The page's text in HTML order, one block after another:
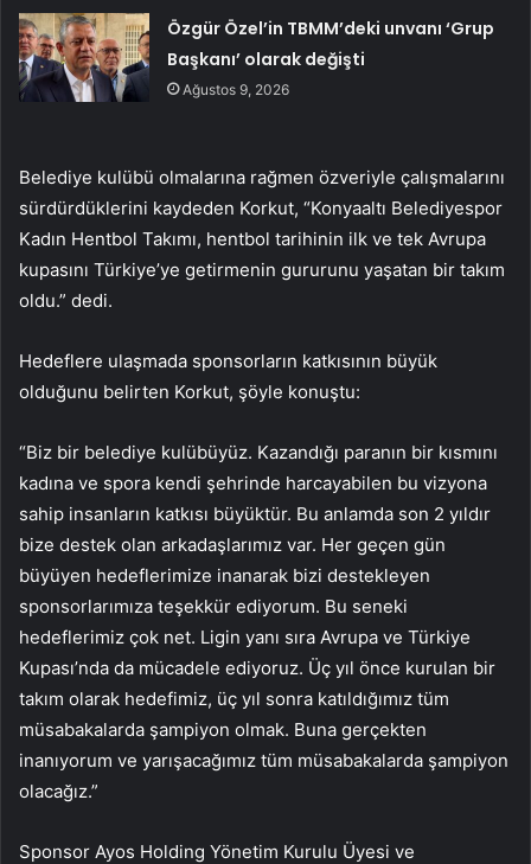
Özgür Özel’in TBMM’deki unvanı ‘Grup
Başkanı’ olarak değişti
Ağustos 9, 2026
Belediye kulübü olmalarına rağmen özveriyle çalışmalarını
sürdürdüklerini kaydeden Korkut, “Konyaaltı Belediyespor
Kadın Hentbol Takımı, hentbol tarihinin ilk ve tek Avrupa
kupasını Türkiye’ye getirmenin gururunu yaşatan bir takım
oldu.” dedi.
Hedeflere ulaşmada sponsorların katkısının büyük
olduğunu belirten Korkut, şöyle konuştu:
“Biz bir belediye kulübüyüz. Kazandığı paranın bir kısmını
kadına ve spora kendi şehrinde harcayabilen bu vizyona
sahip insanların katkısı büyüktür. Bu anlamda son 2 yıldır
bize destek olan arkadaşlarımız var. Her geçen gün
büyüyen hedeflerimize inanarak bizi destekleyen
sponsorlarımıza teşekkür ediyorum. Bu seneki
hedeflerimiz çok net. Ligin yanı sıra Avrupa ve Türkiye
Kupası’nda da mücadele ediyoruz. Üç yıl önce kurulan bir
takım olarak hedefimiz, üç yıl sonra katıldığımız tüm
müsabakalarda şampiyon olmak. Buna gerçekten
inanıyorum ve yarışacağımız tüm müsabakalarda şampiyon
olacağız.”
Sponsor Ayos Holding Yönetim Kurulu Üyesi ve